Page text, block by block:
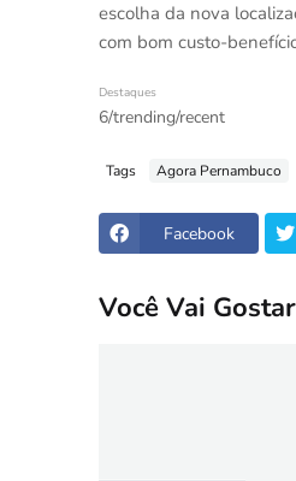
escolha da nova
com bom custo-
Destaques
6/trending/recent
Tags Agora Pernambuco
Facebook
Você Vai Gostar